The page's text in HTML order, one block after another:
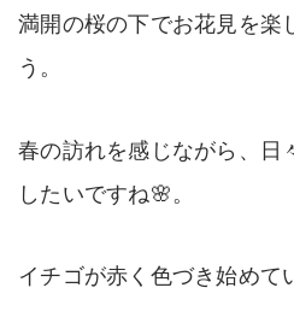
満開の桜の下でお花見を楽
う。
春の訪れを感じながら、日
したいですね🌸。
イチゴが赤く色づき始めて